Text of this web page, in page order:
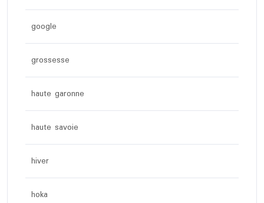
google
grossesse
haute garonne
haute savoie
hiver
hoka